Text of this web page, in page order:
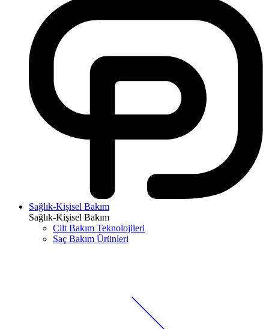
Sağlık-Kişisel Bakım
Sağlık-Kişisel Bakım
Cilt Bakım Teknolojileri
Saç Bakım Ürünleri